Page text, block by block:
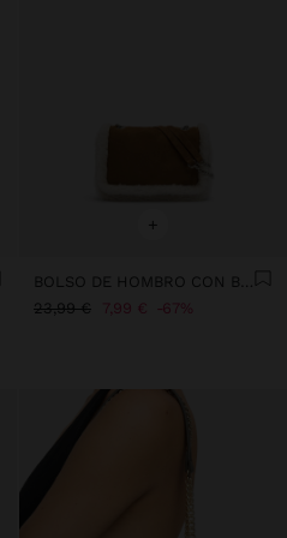
+
23,99 €
7,99 € 67%